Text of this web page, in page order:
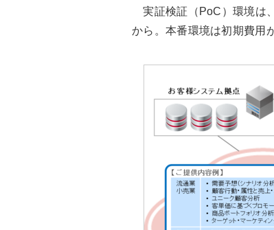
実証検証（PoC）環境は
から。本番環境は初期費用